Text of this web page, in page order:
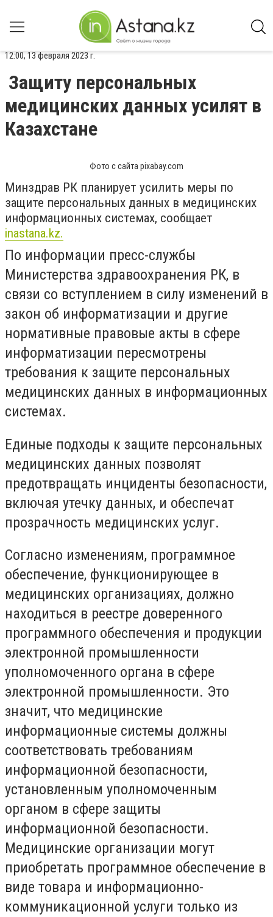
12:00, 13 февраля 2023 г.
Защиту персональных
медицинских данных усилят в
Казахстане
Фото с сайта pixabay.com
Минздрав РК планирует усилить меры по
защите персональных данных в медицинских
информационных системах, сообщает
inastana.kz.
По информации пресс-службы
Министерства здравоохранения РК, в
связи со вступлением в силу изменений в
закон об информатизации и другие
нормативные правовые акты в сфере
информатизации пересмотрены
требования к защите персональных
медицинских данных в информационных
системах.
Единые подходы к защите персональных
медицинских данных позволят
предотвращать инциденты безопасности,
включая утечку данных, и обеспечат
прозрачность медицинских услуг.
Согласно изменениям, программное
обеспечение, функционирующее в
медицинских организациях, должно
находиться в реестре доверенного
программного обеспечения и продукции
электронной промышленности
уполномоченного органа в сфере
электронной промышленности. Это
значит, что медицинские
информационные системы должны
соответствовать требованиям
информационной безопасности,
установленным уполномоченным
органом в сфере защиты
информационной безопасности.
Медицинские организации могут
приобретать программное обеспечение в
виде товара и информационно-
коммуникационной услуги только из